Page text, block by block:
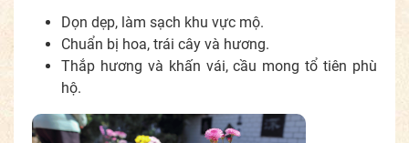
Dọn dẹp, làm sạch khu vực mộ.
Chuẩn bị hoa, trái cây và hương.
Thắp hương và khấn vái, cầu mong tổ tiên phù
hộ.